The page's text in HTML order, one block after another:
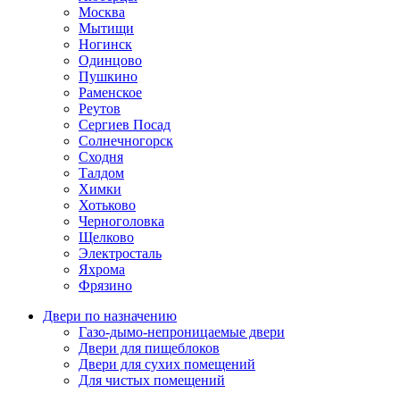
Москва
Мытищи
Ногинск
Одинцово
Пушкино
Раменское
Реутов
Сергиев Посад
Солнечногорск
Сходня
Талдом
Химки
Хотьково
Черноголовка
Щелково
Электросталь
Яхрома
Фрязино
Двери по назначению
Газо-дымо-непроницаемые двери
Двери для пищеблоков
Двери для сухих помещений
Для чистых помещений